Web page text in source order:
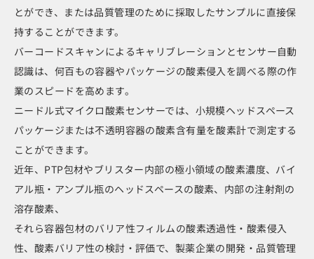
とができ、または品質管理のために採取したサンプルに直接保
持することができます。
バーコードスキャンによるキャリブレーションとセンサー自動
認識は、何百もの容器やパッケージの酸素侵入を調べる際の作
業のスピードを高めます。
ニードル式マイクロ酸素センサーでは、小規模ヘッドスペース
パッケージまたは不透明容器の酸素含有量を酸素計で測定する
ことができます。
近年、PTP包材やブリスター内部の極小領域の酸素濃度、バイ
アル瓶・アンプル瓶のヘッドスペースの酸素、内部の注射剤の
溶存酸素、
それら容器包材のバリア性フィルムの酸素透過性・酸素侵入
性、酸素バリア性の検討・評価で、製薬企業の開発・品質管理